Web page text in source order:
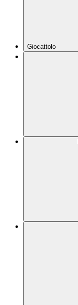
Giocattolo